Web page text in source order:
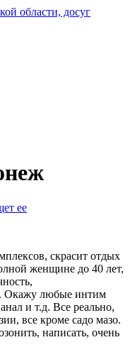
области, досуг
ее
скрасит отдых
женщине до 40 лет,
Окажу любые интим
и т.д. Все реально,
все кроме садо мазо.
написать, очень